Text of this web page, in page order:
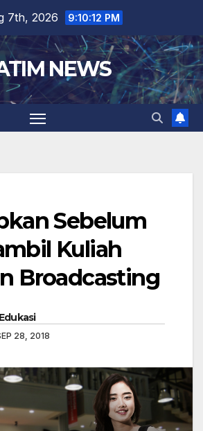
7th, 2026 9:10:12 PM
NEWS
Sebelum
Kuliah
Broadcasting
Edukasi
28, 2018